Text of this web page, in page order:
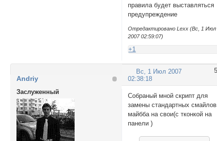
правила будет выставляться
предупреждение
Отредактировано Lexx (Вс, 1 Июл
2007 02:59:07)
+1
5
Вс, 1 Июл 2007
02:38:18
Andriy
Заслуженный
Собраный мной скрипт для
замены стандартных смайлов
майбба на свои(с тконкой на
панели )